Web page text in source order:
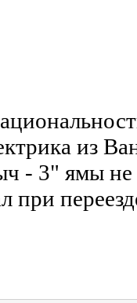
из
- 3" ямы не
при